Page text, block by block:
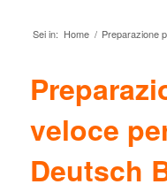
Iscriviti
Imparare il
TELC &
Vita a Berlino
La tua
Sei in: Home / Preparazione
veloce
Deutsch